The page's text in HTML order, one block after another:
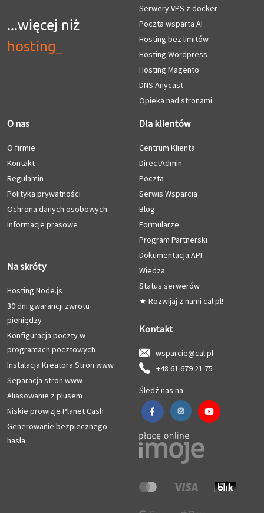
...więcej niż
hosting
Serwery VPS z docker
Poczta wsparta AI
Hosting bez limitów
Hosting Wordpress
Hosting Magento
DNS Anycast
Opieka nad stronami
O nas
O firmie
Kontakt
Regulamin
Polityka prywatności
Ochrona danych osobowych
Informacje prasowe
Na skróty
Hosting Node.js
30 dni gwarancji zwrotu
pieniędzy
Konfiguracja poczty w
programach pocztowych
Instalacja Kreatora Stron www
Separacja stron www
Aliasowanie z plusem
Niskie prowizje Planet Cash
Generowanie bezpiecznego
hasła
Dla klientów
Centrum Klienta
DirectAdmin
Poczta
Serwis Wsparcia
Blog
Formularze
Program Partnerski
Dokumentacja API
Wiedza
Status serwerów
★ Rozwijaj z nami cal.pl!
Kontakt
wsparcie@cal.pl
+48 61 679 21 75
Śledź nas na: